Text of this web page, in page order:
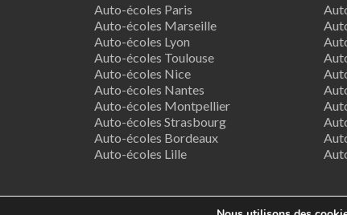
Auto-écoles Paris
Auto-écoles Marseille
Auto-écoles Lyon
Auto-écoles Toulouse
Auto-écoles Nice
Auto-écoles Nantes
Auto-écoles Montpellier
Auto-écoles Strasbourg
Auto-écoles Bordeaux
Auto-écoles Lille